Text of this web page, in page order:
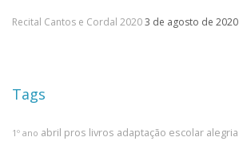
Recital Cantos e Cordal 20203 de agosto de 2020
Tags
1º ano abril pros livros adaptação escolar alegria